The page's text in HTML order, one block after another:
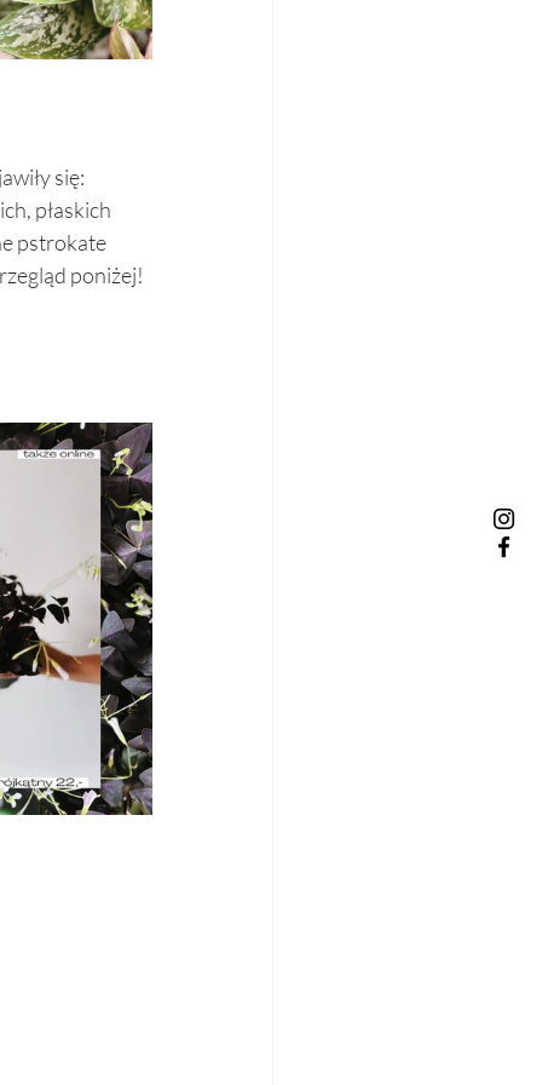
się:
płaskich
pstrokate
poniżej!